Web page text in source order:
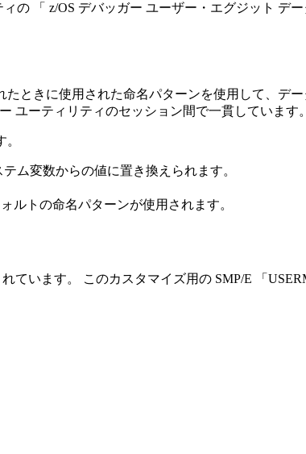
の 「 z/OS デバッガー ユーザー・エグジット デー
ときに使用された命名パターンを使用して、デ
ユーティリティのセッション間で一貫しています。
テム変数からの値に置き換えられます。
ルトの命名パターンが使用されます。
ています。 このカスタマイズ用の SMP/E